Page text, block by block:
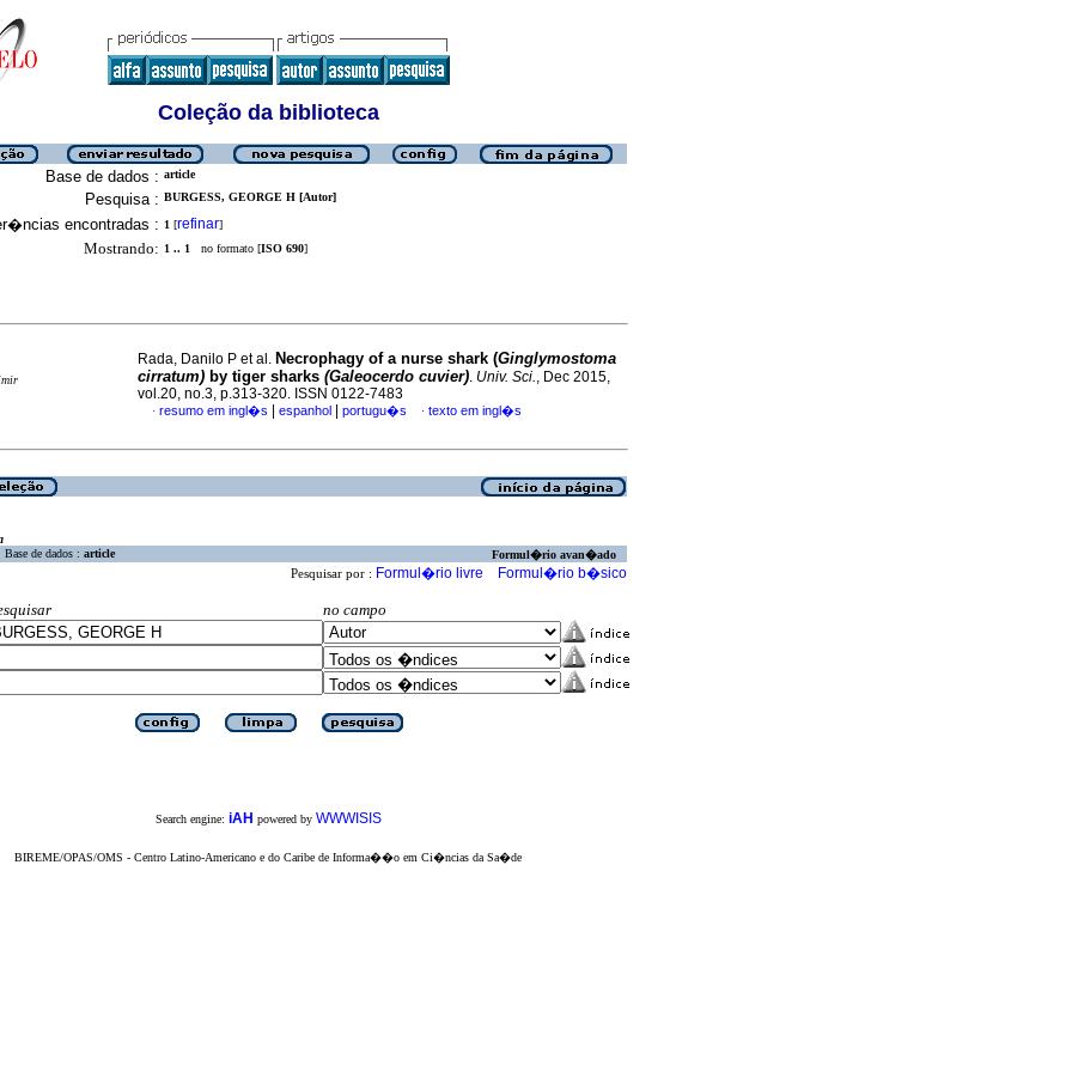
Coleção da biblioteca
Base de dados : article
Pesquisa : BURGESS, GEORGE H [Autor]
encontradas : 1 [refinar]
Mostrando: 1 .. 1 no formato [ISO 690]
Rada, Danilo P et al. Necrophagy of a nurse shark (Ginglymostoma
cirratum) by tiger sharks (Galeocerdo cuvier). Univ. Sci., Dec 2015,
vol.20, no.3, p.313-320. ISSN 0122-7483
· resumo em ingl�s espanhol portugu�s · texto em ingl�s
Base de dados : article Formul�rio avan�ado
Pesquisar por : Formul�rio livre Formul�rio b�sico
no campo
Search engine: iAH powered by WWWISIS
BIREME/OPAS/OMS - Centro Latino-Americano e do Caribe de Informa��o em Ci�ncias da Sa�de